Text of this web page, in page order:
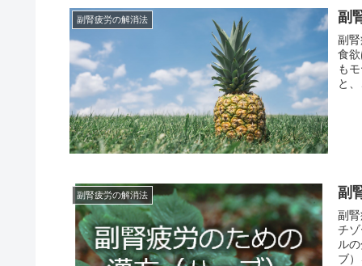
副腎疲労の解消法 副
副
食
も
と
副腎疲労の解消法 副
副
チ
ル
ブ